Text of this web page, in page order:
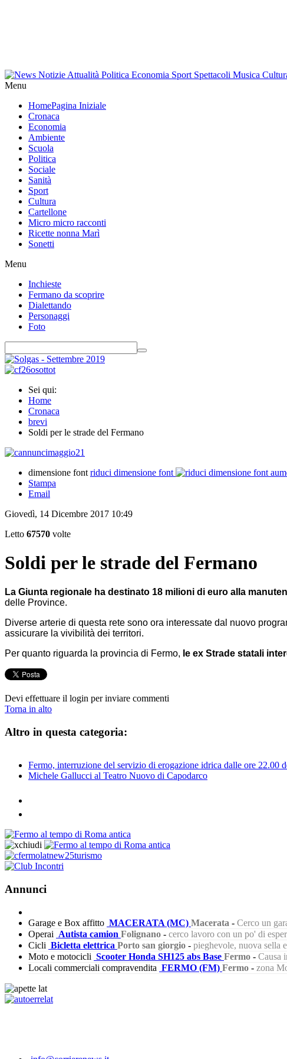
Menu
HomePagina Iniziale
Cronaca
Economia
Ambiente
Scuola
Politica
Sociale
Sanità
Sport
Cultura
Cartellone
Micro micro racconti
Ricette nonna Marì
Sonetti
Menu
Inchieste
Fermano da scoprire
Dialettando
Personaggi
Foto
Sei qui:
Home
Cronaca
brevi
Soldi per le strade del Fermano
dimensione font riduci dimensione font
Stampa
Email
Giovedì, 14 Dicembre 2017 10:49
Letto 67570 volte
Soldi per le strade del Fermano
La Giunta regionale ha destinato 18 milioni di euro alla
delle Province.
Diverse arterie di questa rete sono ora interessate dal nuovo
assicurare la vivibilità dei territori.
Per quanto riguarda la provincia di Fermo, le ex Strade statali
Devi effettuare il login per inviare commenti
Torna in alto
Altro in questa categoria:
Fermo, interruzione del servizio di erogazione idrica dalle ore 22.00
Michele Gallucci al Teatro Nuovo di Capodarco
Annunci
Garage e Box affitto MACERATA (MC) Macerata - Cerco un
Operai Autista camion Folignano - cerco lavoro con un po' di
Cicli Bicletta elettrica Porto san giorgio - pieghevole, nuova sella
Moto e motocicli Scooter Honda SH125 abs Base Fermo - Causa
Locali commerciali compravendita FERMO (FM) Fermo - zona